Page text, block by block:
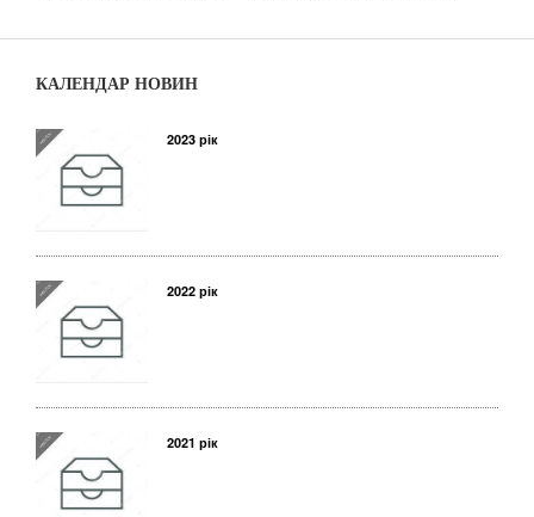
КАЛЕНДАР НОВИН
2023 рік
2022 рік
2021 рік